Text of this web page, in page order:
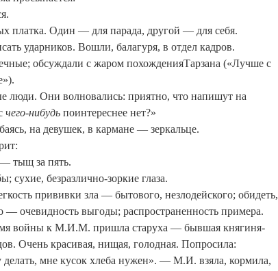
платка. Один — для парада, другой — для себя.
ударников. Вошли, балагуря, в отдел кадров.
обсуждали с жаром похожденияТарзана («Лучше с
люди. Они волновались: приятно, что напишут на
чего-нибудь поинтереснее нет?»
на девушек, в кармане — зеркальце.
—тыщ за пять.
сухие, безразлично-зоркие глаза.
прививки зла — бытового, незлодейского; обидеть,
— очевидность выгоды; распространенность примера.
войны к М.И.М. пришла старуха — бывшая княгиня-
Очень красивая, нищая, голодная. Попросила:
делать, мне кусок хлеба нужен». — М.И. взяла, кормила,